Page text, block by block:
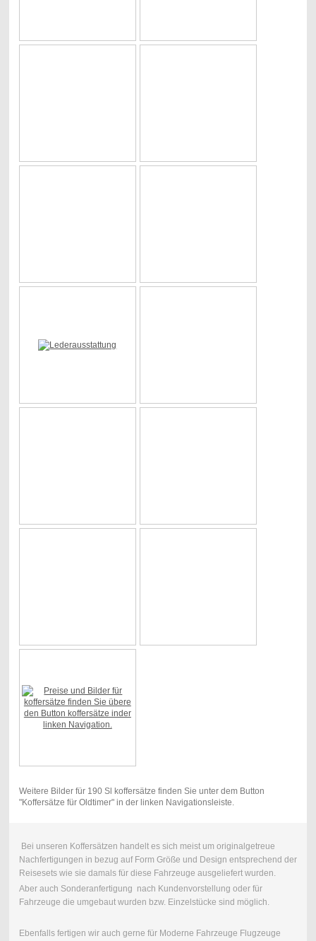
Weitere Bilder für 190 Sl koffersätze finden Sie unter dem Button
"Koffersätze für Oldtimer" in der linken Navigationsleiste.
Bei unseren Koffersätzen handelt es sich meist um originalgetreue
Nachfertigungen in bezug auf Form Größe und Design entsprechend der
Reisesets wie sie damals für diese Fahrzeuge ausgeliefert wurden.
Aber auch Sonderanfertigung nach Kundenvorstellung oder für
Fahrzeuge die umgebaut wurden bzw. Einzelstücke sind möglich.
Ebenfalls fertigen wir auch gerne für Moderne Fahrzeuge Flugzeuge